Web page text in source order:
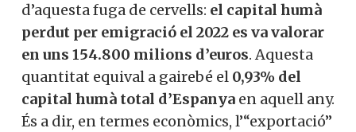
d’aquesta fuga de cervells: el capital humà
perdut per emigració el 2022 es va valorar
en uns 154.800 milions d’euros. Aquesta
quantitat equival a gairebé el 0,93% del
capital humà total d’Espanya en aquell any.
És a dir, en termes econòmics, l’“exportació”